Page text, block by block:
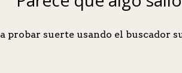
probar suerte usando el buscador